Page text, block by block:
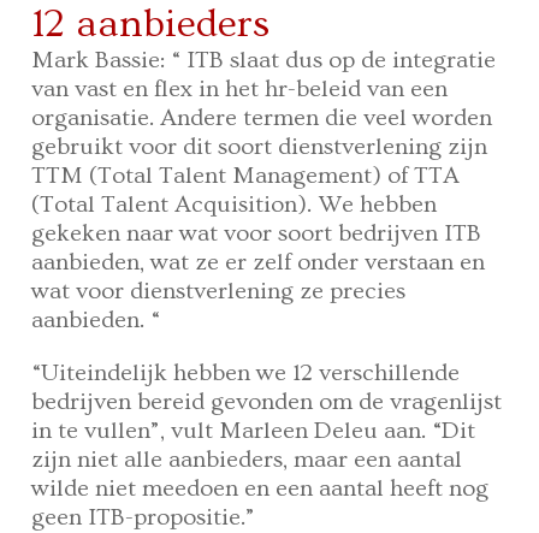
12 aanbieders
Mark Bassie: “ ITB slaat dus op de integratie
van vast en flex in het hr-beleid van een
organisatie. Andere termen die veel worden
gebruikt voor dit soort dienstverlening zijn
TTM (Total Talent Management) of TTA
(Total Talent Acquisition). We hebben
gekeken naar wat voor soort bedrijven ITB
aanbieden, wat ze er zelf onder verstaan en
wat voor dienstverlening ze precies
aanbieden. “
“Uiteindelijk hebben we 12 verschillende
bedrijven bereid gevonden om de vragenlijst
in te vullen”, vult Marleen Deleu aan. “Dit
zijn niet alle aanbieders, maar een aantal
wilde niet meedoen en een aantal heeft nog
geen ITB-propositie.”